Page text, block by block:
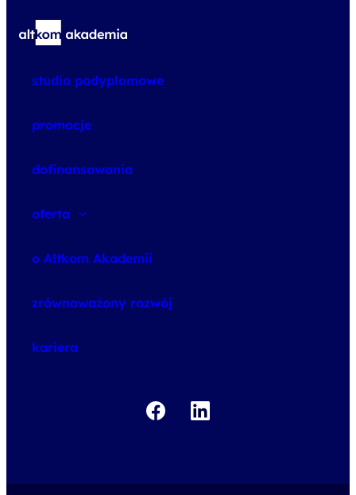
studia podyplomowe
promocje
dofinansowania
oferta
o Altkom Akademii
zrównoważony rozwój
kariera